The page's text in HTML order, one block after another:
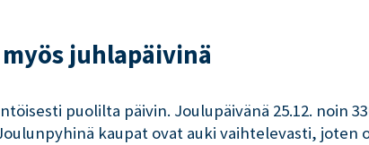
juhlapäivinä
puolilta päivin. Joulupäivänä 25.12. noin
kaupat ovat auki vaihtelevasti, joten